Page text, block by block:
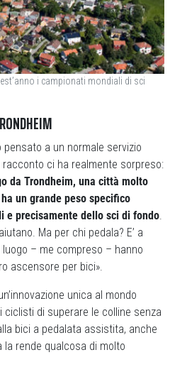
i campionati mondiali di sci
pensato a un normale servizio
ci ha realmente sorpreso:
da Trondheim, una città molto
un grande peso specifico
e precisamente dello sci di fondo.
Ma per chi pedala? E’ a
– me compreso – hanno
ascensore per bici».
unica al mondo
di superare le colline senza
bici a pedalata assistita, anche
rende qualcosa di molto